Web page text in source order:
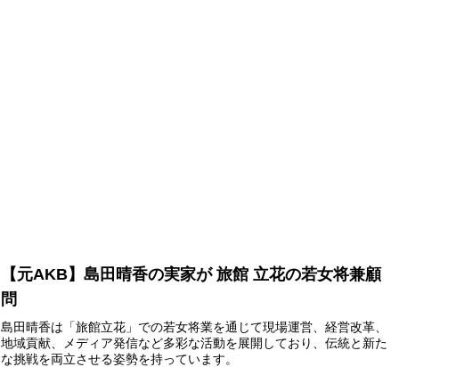
【元AKB】島田晴香の実家が 旅館 立花の若女将兼顧
問
島田晴香は「旅館立花」での若女将業を通じて現場運営、経営改革、
地域貢献、メディア発信など多彩な活動を展開しており、伝統と新た
な挑戦を両立させる姿勢を持っています。